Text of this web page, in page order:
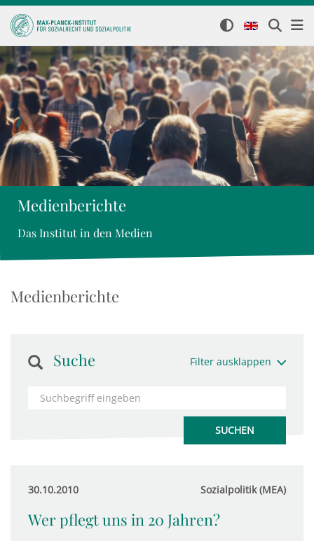
Medienberichte
Das Institut in den Medien
Medienberichte
Suche Filter ausklappen
30.10.2010 Sozialpolitik (MEA)
Wer pflegt uns in 20 Jahren?